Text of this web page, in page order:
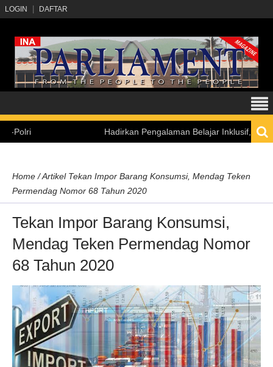
LOGIN DAFTAR
Hadirkan Pengalaman Belajar Inklusif,
Home /Artikel Tekan Impor Barang Konsumsi, Mendag Teken
Permendag Nomor 68 Tahun 2020
Tekan Impor Barang Konsumsi,
Mendag Teken Permendag Nomor
68 Tahun 2020